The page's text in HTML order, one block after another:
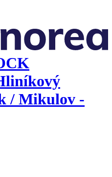
/ Mikulov -